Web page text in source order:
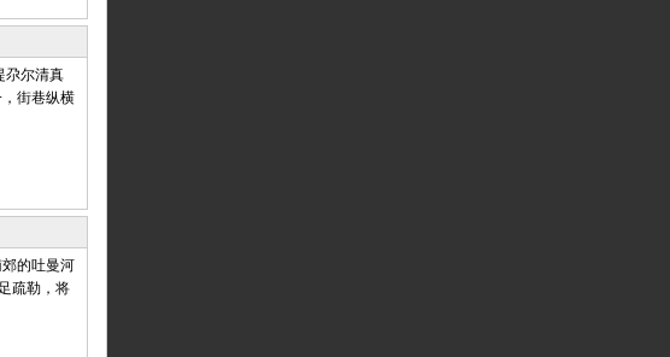
尕尔清真
街巷纵横
的吐曼河
疏勒，将